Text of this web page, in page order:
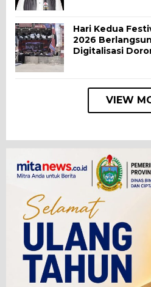
Hari Kedua
2026
Digitalisasi
VIEW